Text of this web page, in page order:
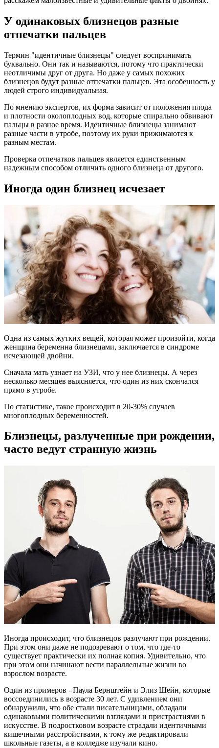
У одинаковых близнецов разные
отпечатки пальцев
Термин "идентичные близнецы" следует воспринимать
буквально. Они так и называются, потому что практически
неотличимы друг от друга. Но даже у самых похожих
близнецов будут разные отпечатки пальцев. Эта особенность у
людей строго индивидуальная.
По мнению экспертов, их форма зависит от положения плода
и плотности околоплодных вод, которые спирально обвивают
пальцы в разное время. Идентичные близнецы занимают
разные части в утробе, поэтому их руки прижимаются к
разным местам.
Проверка отпечатков пальцев является единственным
надежным способом отличить одного близнеца от другого.
Иногда один близнец исчезает
Одна из самых жутких вещей, которая может произойти, когда
женщина беременна близнецами, заключается в синдроме
исчезающей двойни.
Сначала мать узнает на УЗИ, что у нее близнецы. А через
несколько месяцев выясняется, что один из них скончался
прямо в утробе.
По статистике, такое происходит в 20-30% случаев
многоплодных беременностей.
Близнецы, разлученные при рождении,
часто ведут странную жизнь
Иногда происходит, что близнецов разлучают при рождении.
При этом они даже не подозревают о том, что где-то
существует практически их полная копия. Удивительно, что
при этом они начинают вести параллельные жизни во
взрослом возрасте.
Один из примеров - Паула Бернштейн и Элиз Шейн, которые
воссоединились в возрасте 30 лет. С удивлением они
обнаружили, что обе стали писательницами, обладали
одинаковыми политическими взглядами и пристрастиями в
искусстве. В подростковом возрасте страдали идентичными
кишечными расстройствами, к тому же редактировали
школьные газеты, а в колледже изучали кино.